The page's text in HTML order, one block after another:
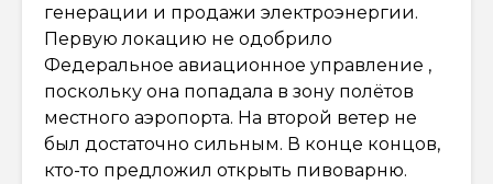
генерации и продажи электроэнергии.
Первую локацию не одобрило
Федеральное авиационное управление ,
поскольку она попадала в зону полётов
местного аэропорта. На второй ветер не
был достаточно сильным. В конце концов,
кто-то предложил открыть пивоварню.